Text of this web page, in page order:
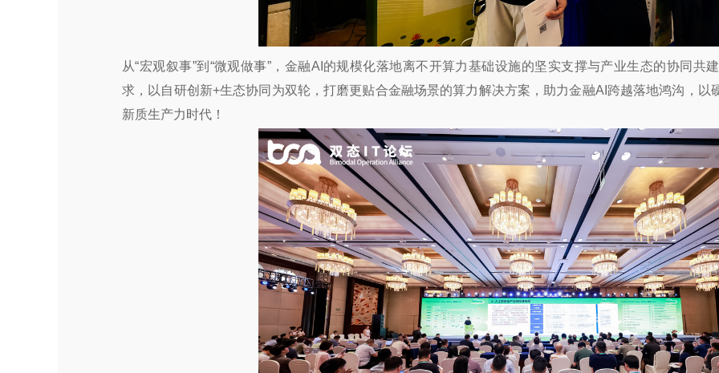
从“宏观叙事”到“微观做事”，金融AI的规模化落地离不开算力基础设施的坚实支撑与产业生态的协同共
求，以自研创新+生态协同为双轮，打磨更贴合金融场景的算力解决方案，助力金融AI跨越落地鸿沟，以
新质生产力时代！